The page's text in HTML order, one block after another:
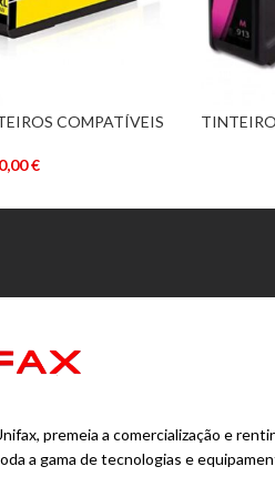
COMPATÍVEIS
€
ADICIONAR
premeia a comercialização e
a gama de tecnologias e